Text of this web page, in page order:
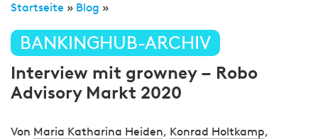
Startseite » Blog »
BANKINGHUB-ARCHIV
Interview mit growney – Robo
Advisory Markt 2020
Von Maria Katharina Heiden, Konrad Holtkamp,